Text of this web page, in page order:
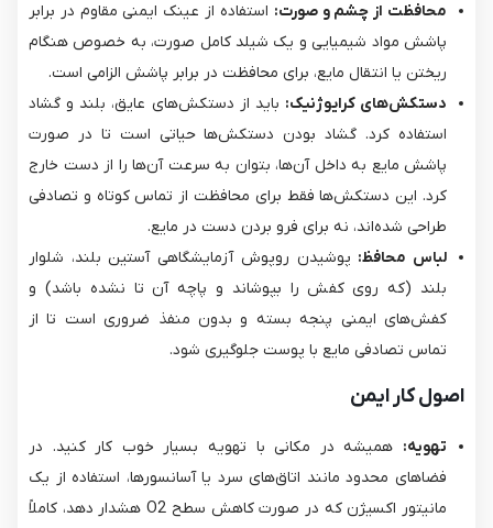
محافظت از چشم و صورت: استفاده از عینک ایمنی مقاوم در برابر
پاشش مواد شیمیایی و یک شیلد کامل صورت، به خصوص هنگام
ریختن یا انتقال مایع، برای محافظت در برابر پاشش الزامی است.
دستکش‌های کرایوژنیک: باید از دستکش‌های عایق، بلند و گشاد
استفاده کرد. گشاد بودن دستکش‌ها حیاتی است تا در صورت
پاشش مایع به داخل آن‌ها، بتوان به سرعت آن‌ها را از دست خارج
کرد. این دستکش‌ها فقط برای محافظت از تماس کوتاه و تصادفی
طراحی شده‌اند، نه برای فرو بردن دست در مایع.
لباس محافظ: پوشیدن روپوش آزمایشگاهی آستین بلند، شلوار
بلند (که روی کفش را بپوشاند و پاچه آن تا نشده باشد) و
کفش‌های ایمنی پنجه بسته و بدون منفذ ضروری است تا از
تماس تصادفی مایع با پوست جلوگیری شود.
اصول کار ایمن
تهویه: همیشه در مکانی با تهویه بسیار خوب کار کنید. در
فضاهای محدود مانند اتاق‌های سرد یا آسانسورها، استفاده از یک
مانیتور اکسیژن که در صورت کاهش سطح O2​ هشدار دهد، کاملاً